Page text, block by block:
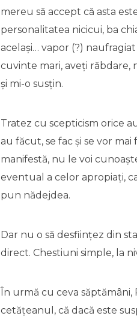
mereu să accept că asta
personalitatea nicicui, ba
același… vapor (?)
cuvinte mari, aveți răbdare,
și mi-o susțin.
Tratez cu scepticism orice
au făcut, se fac și se vor
manifestă, nu le voi
eventual a celor apropiați,
pun nădejdea.
Dar nu o să desființez din
direct. Chestiuni simple, la
În urmă cu ceva săptămâni,
cetățeanul, că dacă este